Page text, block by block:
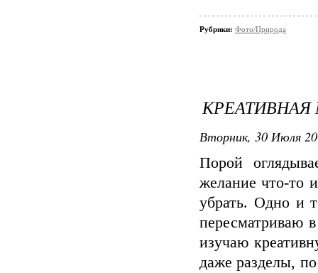
Рубрики: Фото/Природа
КРЕАТИВНАЯ
Вторник, 30 Июля
Порой
желание что-то
убрать. Одно и
пересматриваю
изучаю
даже разделы,